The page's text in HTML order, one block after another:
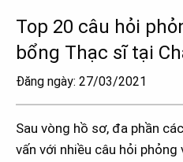
Top 20 câu hỏi
bổng Thạc sĩ tại
Đăng ngày: 27/03/2021
Sau vòng hồ sơ, đa phần
vấn với nhiều câu hỏi phỏng